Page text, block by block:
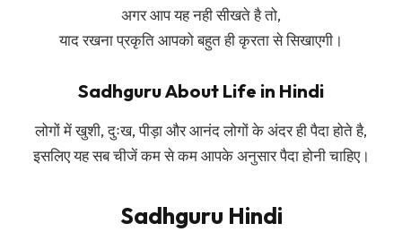
अगर आप यह नही सीखते है तो,
याद रखना प्रकृति आपको बहुत ही कृरता से सिखाएगी।
Sadhguru About Life in Hindi
लोगों में खुशी, दुःख, पीड़ा और आनंद लोगों के अंदर ही पैदा होते है,
इसलिए यह सब चीजें कम से कम आपके अनुसार पैदा होनी चाहिए।
Sadhguru Hindi